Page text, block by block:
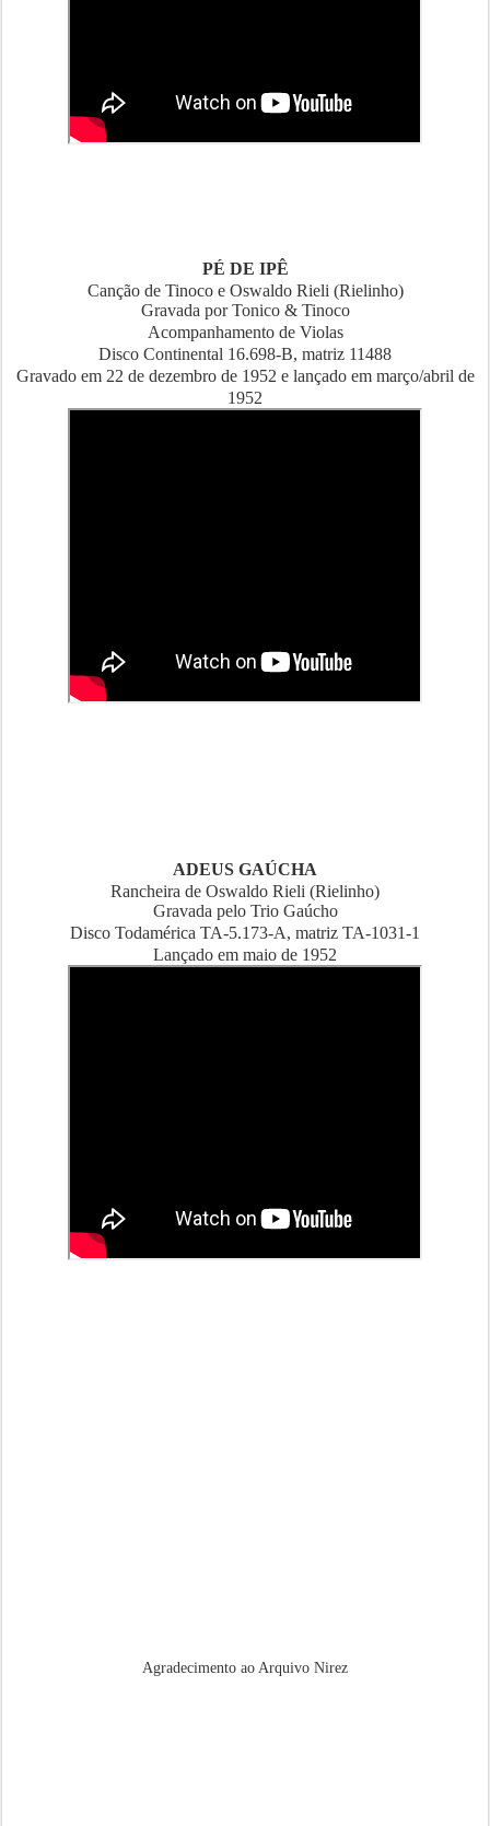
PÉ DE IPÊ
Canção de Tinoco e Oswaldo Rieli (Rielinho)
Gravada por Tonico & Tinoco
Acompanhamento de Violas
Disco Continental 16.698-B, matriz 11488
Gravado em 22 de dezembro de 1952 e lançado em março/abril de
1952
ADEUS GAÚCHA
Rancheira de Oswaldo Rieli (Rielinho)
Gravada pelo Trio Gaúcho
Disco Todamérica TA-5.173-A, matriz TA-1031-1
Lançado em maio de 1952
Agradecimento ao Arquivo Nirez